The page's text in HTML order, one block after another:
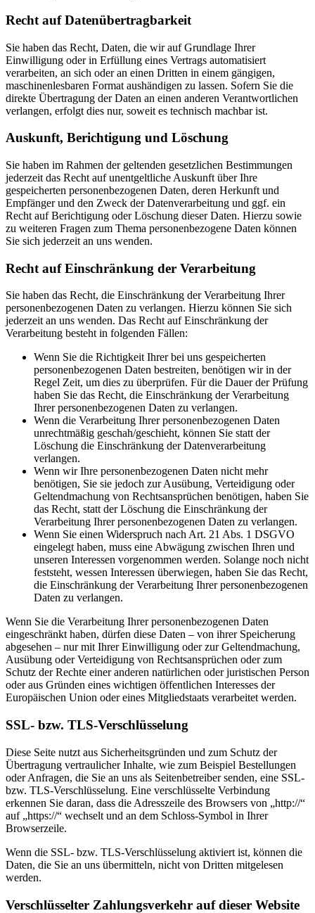
Recht auf Daten­übertrag­barkeit
Sie haben das Recht, Daten, die wir auf Grundlage Ihrer
Einwilligung oder in Erfüllung eines Vertrags automatisiert
verarbeiten, an sich oder an einen Dritten in einem gängigen,
maschinenlesbaren Format aushändigen zu lassen. Sofern Sie die
direkte Übertragung der Daten an einen anderen Verantwortlichen
verlangen, erfolgt dies nur, soweit es technisch machbar ist.
Auskunft, Berichtigung und Löschung
Sie haben im Rahmen der geltenden gesetzlichen Bestimmungen
jederzeit das Recht auf unentgeltliche Auskunft über Ihre
gespeicherten personenbezogenen Daten, deren Herkunft und
Empfänger und den Zweck der Datenverarbeitung und ggf. ein
Recht auf Berichtigung oder Löschung dieser Daten. Hierzu sowie
zu weiteren Fragen zum Thema personenbezogene Daten können
Sie sich jederzeit an uns wenden.
Recht auf Einschränkung der Verarbeitung
Sie haben das Recht, die Einschränkung der Verarbeitung Ihrer
personenbezogenen Daten zu verlangen. Hierzu können Sie sich
jederzeit an uns wenden. Das Recht auf Einschränkung der
Verarbeitung besteht in folgenden Fällen:
Wenn Sie die Richtigkeit Ihrer bei uns gespeicherten
personenbezogenen Daten bestreiten, benötigen wir in der
Regel Zeit, um dies zu überprüfen. Für die Dauer der Prüfung
haben Sie das Recht, die Einschränkung der Verarbeitung
Ihrer personenbezogenen Daten zu verlangen.
Wenn die Verarbeitung Ihrer personenbezogenen Daten
unrechtmäßig geschah/geschieht, können Sie statt der
Löschung die Einschränkung der Datenverarbeitung
verlangen.
Wenn wir Ihre personenbezogenen Daten nicht mehr
benötigen, Sie sie jedoch zur Ausübung, Verteidigung oder
Geltendmachung von Rechtsansprüchen benötigen, haben Sie
das Recht, statt der Löschung die Einschränkung der
Verarbeitung Ihrer personenbezogenen Daten zu verlangen.
Wenn Sie einen Widerspruch nach Art. 21 Abs. 1 DSGVO
eingelegt haben, muss eine Abwägung zwischen Ihren und
unseren Interessen vorgenommen werden. Solange noch nicht
feststeht, wessen Interessen überwiegen, haben Sie das Recht,
die Einschränkung der Verarbeitung Ihrer personenbezogenen
Daten zu verlangen.
Wenn Sie die Verarbeitung Ihrer personenbezogenen Daten
eingeschränkt haben, dürfen diese Daten – von ihrer Speicherung
abgesehen – nur mit Ihrer Einwilligung oder zur Geltendmachung,
Ausübung oder Verteidigung von Rechtsansprüchen oder zum
Schutz der Rechte einer anderen natürlichen oder juristischen Person
oder aus Gründen eines wichtigen öffentlichen Interesses der
Europäischen Union oder eines Mitgliedstaats verarbeitet werden.
SSL- bzw. TLS-Verschlüsselung
Diese Seite nutzt aus Sicherheitsgründen und zum Schutz der
Übertragung vertraulicher Inhalte, wie zum Beispiel Bestellungen
oder Anfragen, die Sie an uns als Seitenbetreiber senden, eine SSL-
bzw. TLS-Verschlüsselung. Eine verschlüsselte Verbindung
erkennen Sie daran, dass die Adresszeile des Browsers von „http://“
auf „https://“ wechselt und an dem Schloss-Symbol in Ihrer
Browserzeile.
Wenn die SSL- bzw. TLS-Verschlüsselung aktiviert ist, können die
Daten, die Sie an uns übermitteln, nicht von Dritten mitgelesen
werden.
Verschlüsselter Zahlungsverkehr auf dieser Website